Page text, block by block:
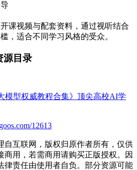
课视频与配套资料，通过视听结合
，适合不同学习风格的受众。
源目录
大模型权威教程合集》顶尖高校AI学
12613
自互联网，版权归原作者所有，仅供
商用，若需商用请购买正版授权。因
律责任由使用者自负。部分资源可能